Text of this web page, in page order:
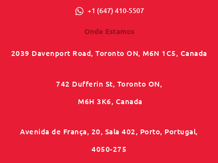
+1 (647) 410-5507
Onde Estamos
2039 Davenport Road, Toronto ON, M6N 1C5, Canada
742 Dufferin St, Toronto ON,
M6H 3K6, Canada
Avenida de França, 20, Sala 402, Porto, Portugal,
4050-275